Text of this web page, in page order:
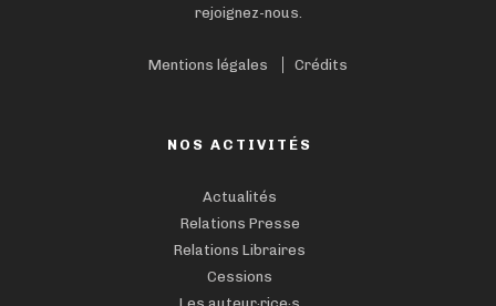
rejoignez-nous.
Mentions légales Crédits
NOS ACTIVITÉS
Actualités
Relations Presse
Relations Libraires
Cessions